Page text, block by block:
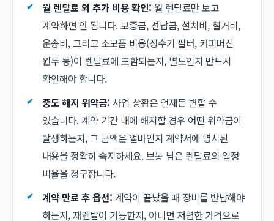
월 렌탈료 외 추가 비용 확인: 월 렌탈료만 보고
계약하면 안 됩니다. 보증금, 선납금, 설치비, 철거비,
운송비, 그리고 소모품 비용(정수기 필터, 커피머신
원두 등)이 렌탈료에 포함되는지, 별도인지 반드시
확인해야 합니다.
중도 해지 위약금: 사업 상황은 언제든 변할 수
있습니다. 계약 기간 내에 해지할 경우 어떤 위약금이
발생하는지, 그 금액은 얼마인지 계약서에 명시된
내용을 정확히 숙지하세요. 보통 남은 렌탈료의 일정
비율을 청구합니다.
계약 만료 후 옵션: 계약이 끝났을 때 장비를 반납해야
하는지, 재렌탈이 가능한지, 아니면 저렴한 가격으로